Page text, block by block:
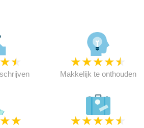
★★ ★★★★★
Makkelijk te onthouden
★★ ★★★★★